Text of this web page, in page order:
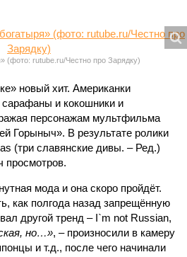
(фото: rutube.ru/Честно про Зарядку)
новый хит. Американки
и кокошники и
персонажам мультфильма
Горыныч». В результате ролики
(три славянские дивы. – Ред.)
просмотров.
мода и она скоро пройдёт.
как полгода назад запрещённую
другой тренд – I`m not Russian,
но…», – произносили в камеру
и т.д., после чего начинали